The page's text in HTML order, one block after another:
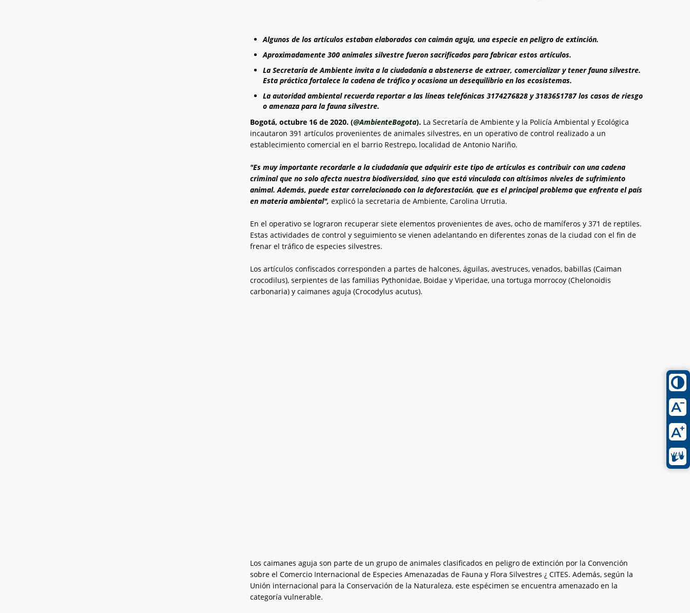
Algunos de los artículos estaban elaborados con caimán aguja, una especie en peligro de extinción.
Aproximadamente 300 animales silvestre fueron sacrificados para fabricar estos artículos.
La Secretaría de Ambiente invita a la ciudadanía a abstenerse de extraer, comercializar y tener fauna silvestre.
Esta práctica fortalece la cadena de tráfico y ocasiona un desequilibrio en los ecosistemas.
La autoridad ambiental recuerda reportar a las líneas telefónicas 3174276828 y 3183651787 los casos de riesgo
o amenaza para la fauna silvestre.
Bogotá, octubre 16 de 2020. (@AmbienteBogota). La Secretaría de Ambiente y la Policía Ambiental y Ecológica
incautaron 391 artículos provenientes de animales silvestres, en un operativo de control realizado a un
establecimiento comercial en el barrio Restrepo, localidad de Antonio Nariño.
"Es muy importante recordarle a la ciudadanía que adquirir este tipo de artículos es contribuir con una cadena
criminal que no solo afecta nuestra biodiversidad, sino que está vinculada con altísimos niveles de sufrimiento
animal. Además, puede estar correlacionado con la deforestación, que es el principal problema que enfrenta el país
en materia ambiental", explicó la secretaria de Ambiente, Carolina Urrutia.
En el operativo se lograron recuperar siete elementos provenientes de aves, ocho de mamíferos y 371 de reptiles.
Estas actividades de control y seguimiento se vienen adelantando en diferentes zonas de la ciudad con el fin de
frenar el tráfico de especies silvestres.
Los artículos confiscados corresponden a partes de halcones, águilas, avestruces, venados, babillas (Caiman
crocodilus), serpientes de las familias Pythonidae, Boidae y Viperidae, una tortuga morrocoy (Chelonoidis
carbonaria) y caimanes aguja (Crocodylus acutus).
Los caimanes aguja son parte de un grupo de animales clasificados en peligro de extinción por la Convención
sobre el Comercio Internacional de Especies Amenazadas de Fauna y Flora Silvestres ¿ CITES. Además, según la
Unión internacional para la Conservación de la Naturaleza, este espécimen se encuentra amenazado en la
categoría vulnerable.